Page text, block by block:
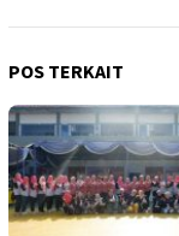
POS TERKAIT